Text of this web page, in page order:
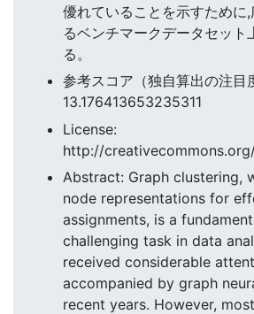
優れていることを示すために
るベンチマークデータセット
る。
参考スコア（独自算出の注目
13.176413653235311
License:
http://
Abstract: Graph clustering,
node representations for
assignments, is a
challenging task in data
received considerable
accompanied by graph
recent years. However,